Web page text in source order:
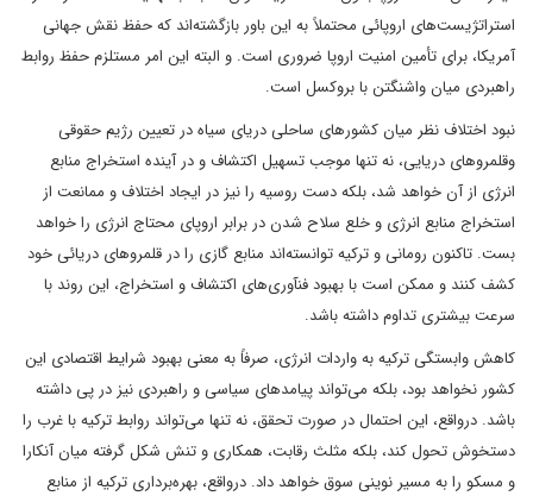
استراتژیست‌های اروپائی محتملاً به این باور بازگشته‌اند که حفظ نقش جهانی
آمریکا، برای تأمین امنیت اروپا ضروری است. و البته این امر مستلزم حفظ روابط
راهبردی میان واشنگتن با بروکسل است.
نبود اختلاف نظر میان کشورهای ساحلی دریای سیاه در تعیین رژیم حقوقی
وقلمروهای دریایی، نه تنها موجب تسهیل اکتشاف و در آینده استخراج منابع
انرژی از آن خواهد شد، بلکه دست روسیه را نیز در ایجاد اختلاف و ممانعت از
استخراج منابع انرژی و خلع سلاح شدن در برابر اروپای محتاج انرژی را خواهد
بست. تاکنون رومانی و ترکیه توانسته‌اند منابع گازی را در قلمروهای دریائی خود
کشف کنند و ممکن است با بهبود فنآوری‌های اکتشاف و استخراج، این روند با
سرعت بیشتری تداوم داشته باشد.
کاهش وابستگی ترکیه به واردات انرژی، صرفاً به معنی بهبود شرایط اقتصادی این
کشور نخواهد بود، بلکه می‌تواند پیامدهای سیاسی و راهبردی نیز در پی داشته
باشد. درواقع، این احتمال در صورت تحقق، نه تنها می‌تواند روابط ترکیه با غرب را
دستخوش تحول کند، بلکه مثلث رقابت، همکاری و تنش شکل گرفته میان آنکارا
و مسکو را به مسیر نوینی سوق خواهد داد. درواقع، بهره‌برداری ترکیه از منابع